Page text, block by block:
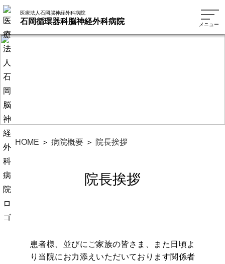
医療法人石岡脳神経外科病院
石岡循環器科脳神経外科病院 メニュー
HOME ＞ 病院概要 ＞ 院長挨拶
院長挨拶
患者様、並びにご家族の皆さま、また日頃よ
り当院にお力添えいただいております関係者